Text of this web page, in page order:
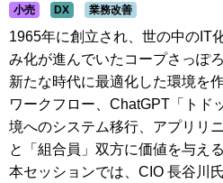
小売 DX 業務改善
1965年に創立され、世の中のIT
み化が進んでいたコープさっぽろ
新たな時代に最適化した環境を
ワークフロー、ChatGPT「トド
境へのシステム移行、アプリリ
と「組合員」双方に価値を与え
本セッションでは、CIO 長谷川